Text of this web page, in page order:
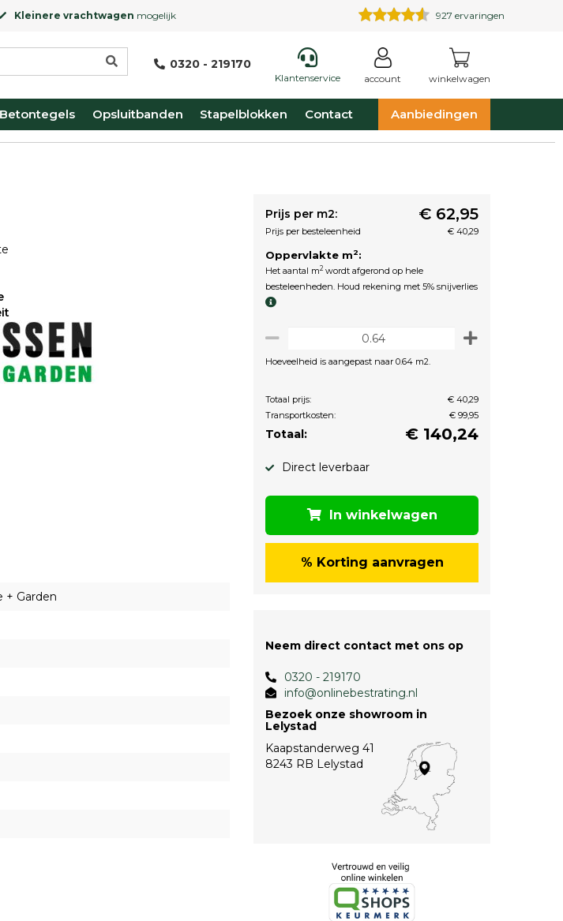
Kleinere vrachtwagen mogelijk 927 ervaringen
0320 - 219170
Klantenservice account winkelwagen
Betontegels Opsluitbanden Stapelblokken Contact Aanbiedingen
+ Garden
Prijs per m2: € 62,95
Prijs per besteleenheid € 40,29
Oppervlakte m2:
Het aantal m2 wordt afgerond op hele
besteleenheden. Houd rekening met 5% snijverlies
Hoeveelheid is aangepast naar 0.64 m2.
Totaal prijs:
€ 40,29
Transportkosten:
€ 99,95
Totaal: € 140,24
Direct leverbaar
In winkelwagen
% Korting aanvragen
Neem direct contact met ons op
0320 - 219170
info@onlinebestrating.nl
Bezoek onze showroom in
Lelystad
Kaapstanderweg 41
8243 RB Lelystad